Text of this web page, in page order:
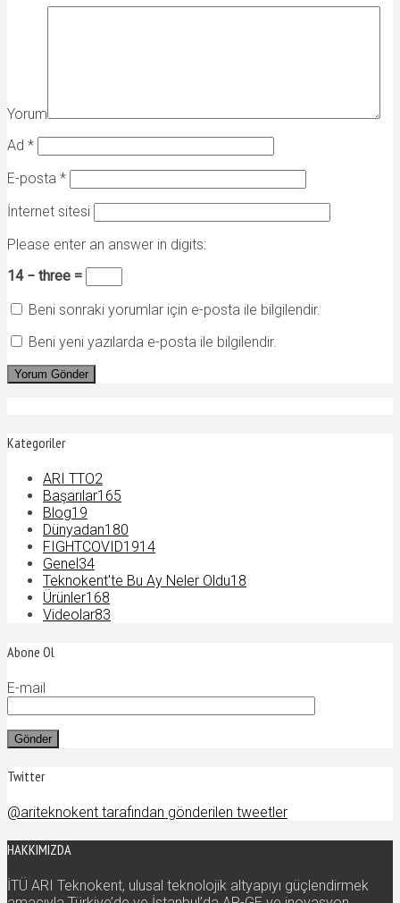
Yorum
Ad *
E-posta *
İnternet sitesi
Please enter an answer in digits:
14 − three =
Beni sonraki yorumlar için e-posta ile bilgilendir.
Beni yeni yazılarda e-posta ile bilgilendir.
Kategoriler
ARI TTO2
Başarılar165
Blog19
Dünyadan180
FIGHTCOVID1914
Genel 34
Teknokent'te Bu Ay Neler Oldu18
Ürünler168
Videolar83
Abone Ol
E-mail
Twitter
@ariteknokent tarafından gönderilen tweetler
HAKKIMIZDA
İTÜ ARI Teknokent, ulusal teknolojik altyapıyı güçlendirmek